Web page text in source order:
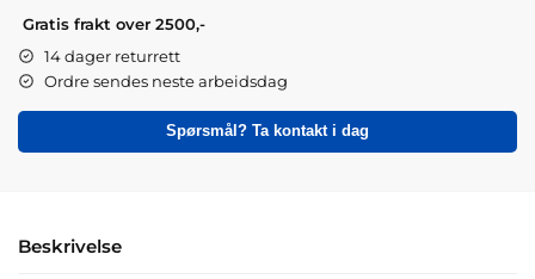
Gratis frakt over 2500,-
14 dager returrett
Ordre sendes neste arbeidsdag
Spørsmål? Ta kontakt i dag
Beskrivelse